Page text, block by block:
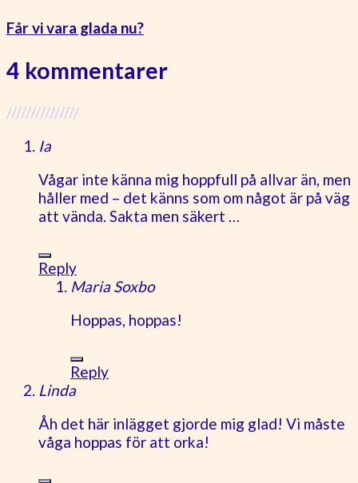
Får vi vara glada nu?
4 kommentarer
///////////////
Ia
Vågar inte känna mig hoppfull på allvar än, men
håller med – det känns som om något är på väg
att vända. Sakta men säkert …
Reply
Maria Soxbo
Hoppas, hoppas!
Reply
Linda
Åh det här inlägget gjorde mig glad! Vi måste
våga hoppas för att orka!